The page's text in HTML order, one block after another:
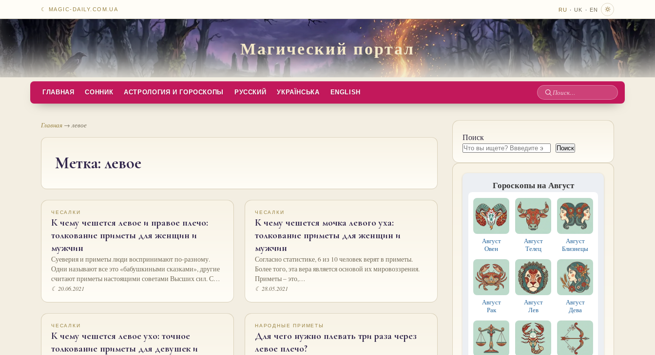
☾ MAGIC-DAILY.COM.UA RU · UK · EN
Магический портал
ГЛАВНАЯ СОННИК АСТРОЛОГИЯ И ГОРОСКОПЫ РУССКИЙ УКРАЇНСЬКА ENGLISH
Поиск
Главная → левое
Метка:левое
ЧЕСАЛКИ
К чему чешется левое и правое плечо:
толкование приметы для женщин и
мужчин
Суеверия и приметы люди воспринимают по-разному.
Одни называют все это «бабушкиными сказками», другие
считают приметы настоящими советами Высших сил. С…
☾ 20.06.2021
ЧЕСАЛКИ
К чему чешется мочка левого уха:
толкование приметы для женщин и
мужчин
Согласно статистике, 6 из 10 человек верят в приметы.
Более того, эта вера является основой их мировоззрения.
Приметы – это,…
☾ 28.05.2021
ЧЕСАЛКИ
К чему чешется левое ухо: точное
толкование приметы для девушек и
НАРОДНЫЕ ПРИМЕТЫ
Для чего нужно плевать три раза через
левое плечо?
Поиск
Поиск
Гороскопы на Август
Август
Овен
Август
Телец
Август
Близнецы
Август
Рак
Август
Лев
Август
Дева